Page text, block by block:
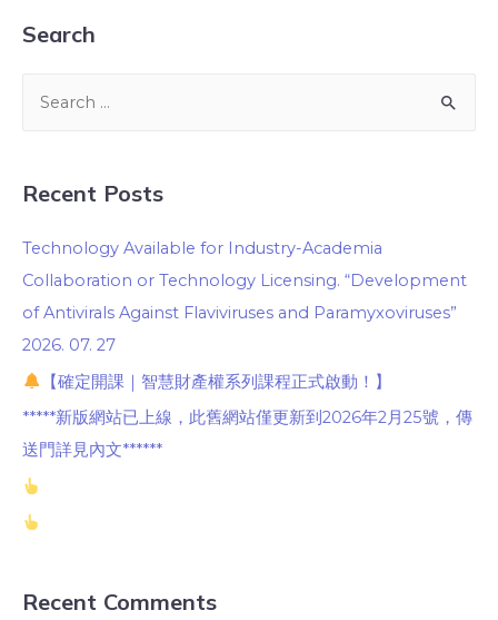
Search
Recent Posts
Technology Available for Industry-Academia
Collaboration or Technology Licensing. “Development
of Antivirals Against Flaviviruses and Paramyxoviruses”
2026. 07. 27
【確定開課｜智慧財產權系列課程正式啟動！】
*****新版網站已上線，此舊網站僅更新到2026年2月25號，傳
送門詳見內文******
Recent Comments